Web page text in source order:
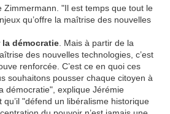
Zimmermann. "Il est temps que tout le
qu’offre la maîtrise des nouvelles
démocratie . Mais à partir de la
des nouvelles technologies, c’est
renforcée. C’est ce en quoi ces
souhaitons pousser chaque citoyen à
démocratie", explique Jérémie
"défend un libéralisme historique